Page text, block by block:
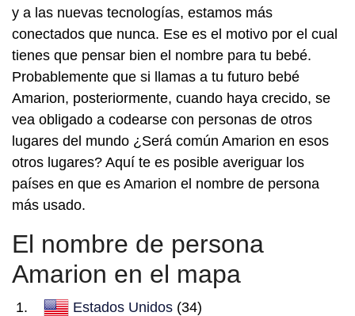
y a las nuevas tecnologías, estamos más
conectados que nunca. Ese es el motivo por el cual
tienes que pensar bien el nombre para tu bebé.
Probablemente que si llamas a tu futuro bebé
Amarion, posteriormente, cuando haya crecido, se
vea obligado a codearse con personas de otros
lugares del mundo ¿Será común Amarion en esos
otros lugares? Aquí te es posible averiguar los
países en que es Amarion el nombre de persona
más usado.
El nombre de persona
Amarion en el mapa
Estados Unidos (34)